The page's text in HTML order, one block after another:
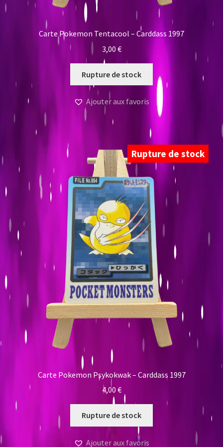
Carte Pokemon Tentacool – Carddass 1997
3,00 €
Rupture de stock
Ajouter aux favoris
Rupture de stock
Carte Pokemon Psykokwak – Carddass 1997
4,00 €
Rupture de stock
Ajouter aux favoris